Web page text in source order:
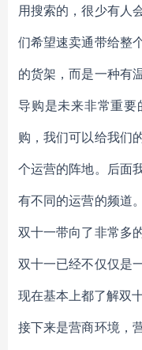
用搜索的，很少有人
们希望速卖通带给整
的货架，而是一种有
导购是未来非常重
购，我们可以给我们
个运营的阵地。后面
有不同的运营的频道
双十一带向了非常多
双十一已经不仅仅是
现在基本上都了解双
接下来是营商环境，